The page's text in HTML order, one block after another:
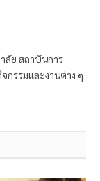
ลัย สถาบันการ
รรมและงานต่าง ๆ